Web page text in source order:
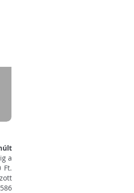
a
Ft.